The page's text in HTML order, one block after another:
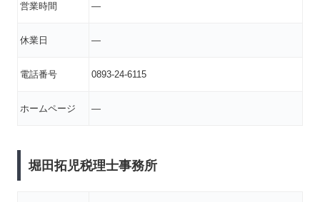
営業時間 ―
休業日 ―
電話番号 0893-24-6115
ホームページ ―
堀田拓児税理士事務所